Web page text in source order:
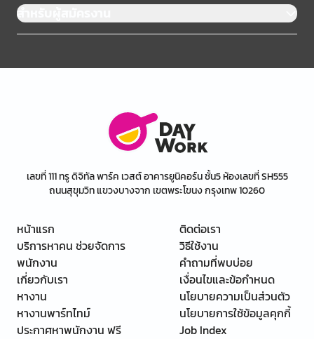
สำหรับผู้สมัครงาน
เลขที่ 111 ทรู ดิจิทัล พาร์ค เวสต์ อาคารยูนิคอร์น ชั้น5 ห้องเลขที่ SH555
ถนนสุขุมวิท แขวงบางจาก เขตพระโขนง กรุงเทพ 10260
หน้าแรก
บริการหาคน ช่วยจัดการ
พนักงาน
เกี่ยวกับเรา
หางาน
หางานพาร์ทไทม์
ประกาศหาพนักงาน ฟรี
ติดต่อเรา
วิธีใช้งาน
คำถามที่พบบ่อย
เงื่อนไขและข้อกำหนด
นโยบายความเป็นส่วนตัว
นโยบายการใช้ข้อมูลคุกกี้
Job Index